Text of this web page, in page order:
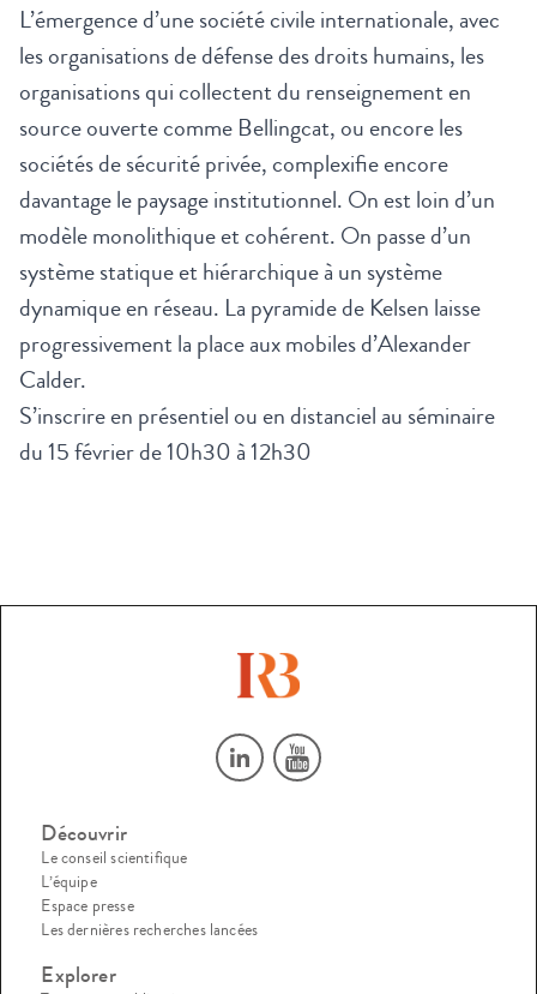
L’émergence d’une société civile internationale, avec
les organisations de défense des droits humains, les
organisations qui collectent du renseignement en
source ouverte comme Bellingcat, ou encore les
sociétés de sécurité privée, complexifie encore
davantage le paysage institutionnel. On est loin d’un
modèle monolithique et cohérent. On passe d’un
système statique et hiérarchique à un système
dynamique en réseau. La pyramide de Kelsen laisse
progressivement la place aux mobiles d’Alexander
Calder.
S’inscrire en présentiel ou en distanciel au séminaire
du 15 février de 10h30 à 12h30
Découvrir
Le conseil scientifique
L’équipe
Espace presse
Les dernières recherches lancées
Explorer